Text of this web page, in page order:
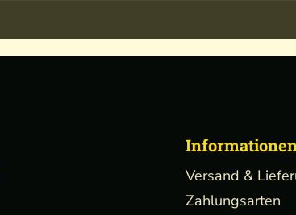
Versand &
Zahlungsarten